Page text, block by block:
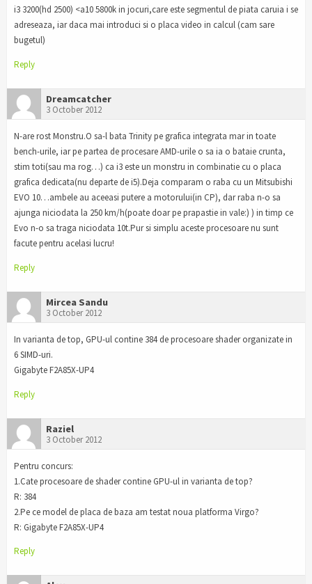
i3 3200(hd 2500) <a10 5800k in jocuri,care este segmentul de piata caruia i se
adreseaza, iar daca mai introduci si o placa video in calcul (cam sare
bugetul)
Reply
Dreamcatcher
3 October 2012
N-are rost Monstru.O sa-l bata Trinity pe grafica integrata mar in toate
bench-urile, iar pe partea de procesare AMD-urile o sa ia o bataie crunta,
stim toti(sau ma rog…) ca i3 este un monstru in combinatie cu o placa
grafica dedicata(nu departe de i5).Deja comparam o raba cu un Mitsubishi
EVO 10…ambele au aceeasi putere a motorului(in CP), dar raba n-o sa
ajunga niciodata la 250 km/h(poate doar pe prapastie in vale:) ) in timp ce
Evo n-o sa traga niciodata 10t.Pur si simplu aceste procesoare nu sunt
facute pentru acelasi lucru!
Reply
Mircea Sandu
3 October 2012
In varianta de top, GPU-ul contine 384 de procesoare shader organizate in
6 SIMD-uri.
Gigabyte F2A85X-UP4
Reply
Raziel
3 October 2012
Pentru concurs:
1.Cate procesoare de shader contine GPU-ul in varianta de top?
R: 384
2.Pe ce model de placa de baza am testat noua platforma Virgo?
R: Gigabyte F2A85X-UP4
Reply